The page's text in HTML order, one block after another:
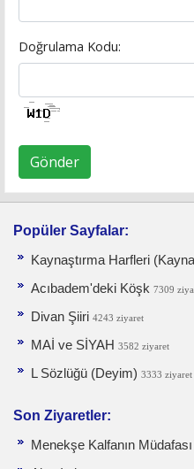
Doğrulama Kodu:
Gönder
Popüler Sayfalar:
Kaynaştırma Harfleri
Acıbadem'deki Köşk 7309
Divan Şiiri 4243 ziyaret
MAİ ve SİYAH 3582 ziyaret
L Sözlüğü (Deyim) 3333 ziyaret
Son Ziyaretler:
Menekşe Kalfanın Müdafası